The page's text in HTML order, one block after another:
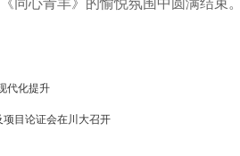
心青羊》的愉悦氛围中圆满结束。
代化提升
项目论证会在川大召开